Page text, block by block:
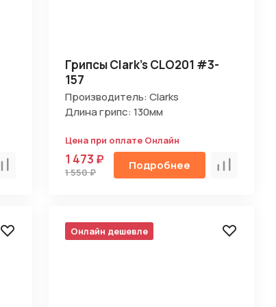
Сравнить
Грипсы Clark's CLO201 #3-
157
Производитель: Clarks
Длина грипс: 130мм
Цена при оплате Онлайн
1 473 ₽
1 550 ₽ Подробнее Сравнить
Онлайн дешевле